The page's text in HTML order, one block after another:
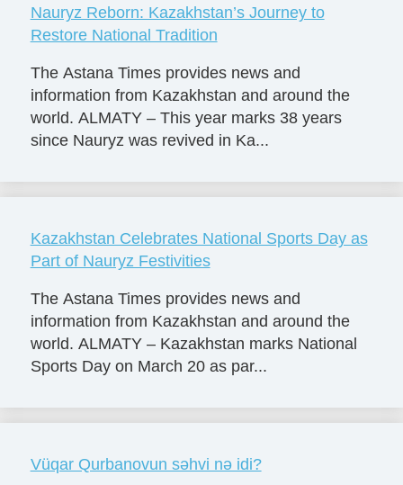
Nauryz Reborn: Kazakhstan’s Journey to
Restore National Tradition
The Astana Times provides news and
information from Kazakhstan and around the
world. ALMATY – This year marks 38 years
since Nauryz was revived in Ka...
Kazakhstan Celebrates National Sports Day as
Part of Nauryz Festivities
The Astana Times provides news and
information from Kazakhstan and around the
world. ALMATY – Kazakhstan marks National
Sports Day on March 20 as par...
Vüqar Qurbanovun səhvi nə idi?